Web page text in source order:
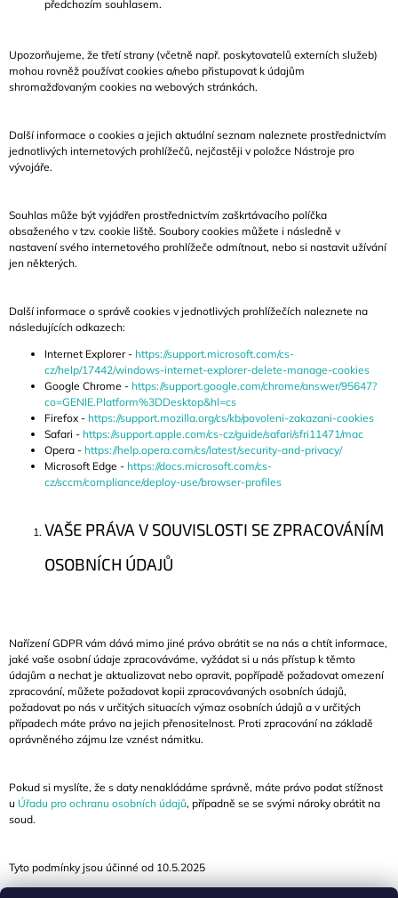
předchozím souhlasem.
Upozorňujeme, že třetí strany (včetně např. poskytovatelů externích služeb)
mohou rovněž používat cookies a/nebo přistupovat k údajům
shromažďovaným cookies na webových stránkách.
Další informace o cookies a jejich aktuální seznam naleznete prostřednictvím
jednotlivých internetových prohlížečů, nejčastěji v položce Nástroje pro
vývojáře.
Souhlas může být vyjádřen prostřednictvím zaškrtávacího políčka
obsaženého v tzv. cookie liště. Soubory cookies můžete i následně v
nastavení svého internetového prohlížeče odmítnout, nebo si nastavit užívání
jen některých.
Další informace o správě cookies v jednotlivých prohlížečích naleznete na
následujících odkazech:
Internet Explorer - https://support.microsoft.com/cs-
cz/help/17442/windows-internet-explorer-delete-manage-cookies
Google Chrome - https://support.google.com/chrome/answer/95647?
co=GENIE.Platform%3DDesktop&hl=cs
Firefox - https://support.mozilla.org/cs/kb/povoleni-zakazani-cookies
Safari - https://support.apple.com/cs-cz/guide/safari/sfri11471/mac
Opera - https://help.opera.com/cs/latest/security-and-privacy/
Microsoft Edge - https://docs.microsoft.com/cs-
cz/sccm/compliance/deploy-use/browser-profiles
VAŠE PRÁVA V SOUVISLOSTI SE ZPRACOVÁNÍM
OSOBNÍCH ÚDAJŮ
Nařízení GDPR vám dává mimo jiné právo obrátit se na nás a chtít informace,
jaké vaše osobní údaje zpracováváme, vyžádat si u nás přístup k těmto
údajům a nechat je aktualizovat nebo opravit, popřípadě požadovat omezení
zpracování, můžete požadovat kopii zpracovávaných osobních údajů,
požadovat po nás v určitých situacích výmaz osobních údajů a v určitých
případech máte právo na jejich přenositelnost. Proti zpracování na základě
oprávněného zájmu lze vznést námitku.
Pokud si myslíte, že s daty nenakládáme správně, máte právo podat stížnost
u Úřadu pro ochranu osobních údajů, případně se se svými nároky obrátit na
soud.
Tyto podmínky jsou účinné od 10.5.2025